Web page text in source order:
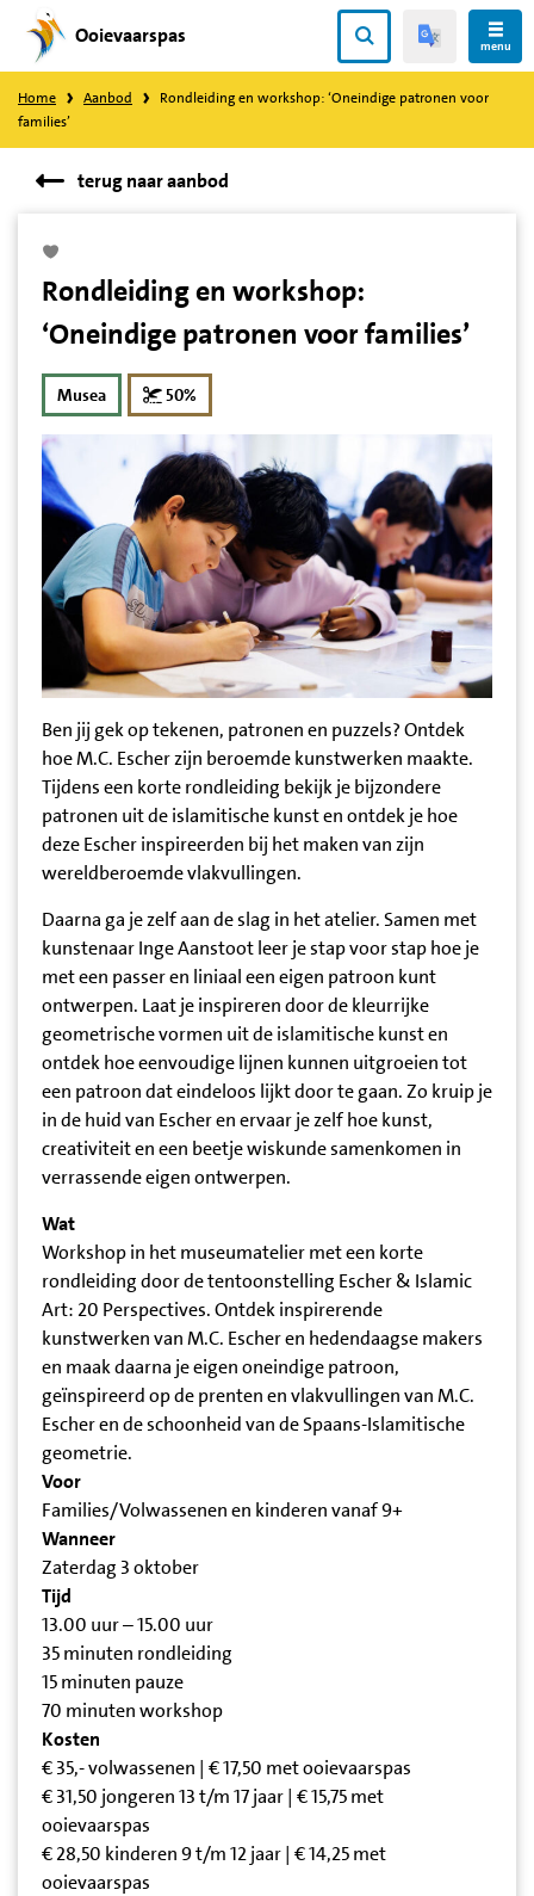
Direct
naar
content
Ooievaarspas menu
Home Aanbod
Rondleiding en workshop: ‘Oneindige patronen voor
families’
terug naar aanbod
Rondleiding en workshop:
‘Oneindige patronen voor families’
Musea 50%
Ben jij gek op tekenen, patronen en puzzels? Ontdek
hoe M.C. Escher zijn beroemde kunstwerken maakte.
Tijdens een korte rondleiding bekijk je bijzondere
patronen uit de islamitische kunst en ontdek je hoe
deze Escher inspireerden bij het maken van zijn
wereldberoemde vlakvullingen.
Daarna ga je zelf aan de slag in het atelier. Samen met
kunstenaar Inge Aanstoot leer je stap voor stap hoe je
met een passer en liniaal een eigen patroon kunt
ontwerpen. Laat je inspireren door de kleurrijke
geometrische vormen uit de islamitische kunst en
ontdek hoe eenvoudige lijnen kunnen uitgroeien tot
een patroon dat eindeloos lijkt door te gaan. Zo kruip je
in de huid van Escher en ervaar je zelf hoe kunst,
creativiteit en een beetje wiskunde samenkomen in
verrassende eigen ontwerpen.
Wat
Workshop in het museumatelier met een korte
rondleiding door de tentoonstelling Escher & Islamic
Art: 20 Perspectives. Ontdek inspirerende
kunstwerken van M.C. Escher en hedendaagse makers
en maak daarna je eigen oneindige patroon,
geïnspireerd op de prenten en vlakvullingen van M.C.
Escher en de schoonheid van de Spaans-Islamitische
geometrie.
Voor
Families/Volwassenen en kinderen vanaf 9+
Wanneer
Zaterdag 3 oktober
Tijd
13.00 uur – 15.00 uur
35 minuten rondleiding
15 minuten pauze
70 minuten workshop
Kosten
€ 35,- volwassenen | € 17,50 met ooievaarspas
€ 31,50 jongeren 13 t/m 17 jaar | € 15,75 met
ooievaarspas
€ 28,50 kinderen 9 t/m 12 jaar | € 14,25 met
ooievaarspas